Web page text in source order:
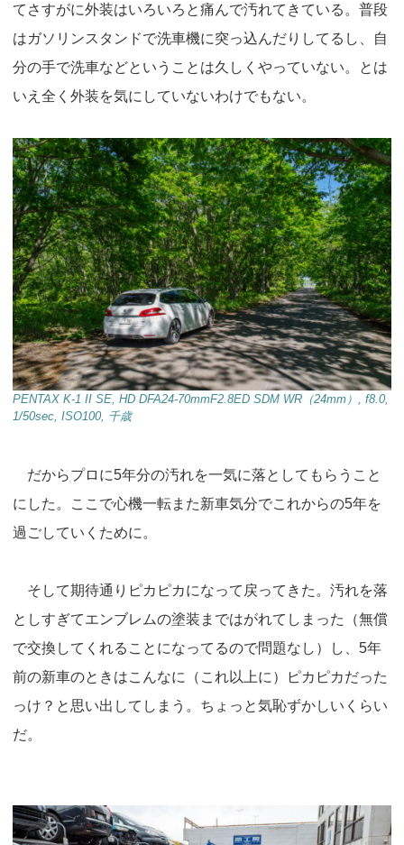
てさすがに外装はいろいろと痛んで汚れてきている。普段
はガソリンスタンドで洗車機に突っ込んだりしてるし、自
分の手で洗車などということは久しくやっていない。とは
いえ全く外装を気にしていないわけでもない。
PENTAX K-1 II SE, HD DFA24-70mmF2.8ED SDM WR（24mm）, f8.0,
1/50sec, ISO100, 千歳
だからプロに5年分の汚れを一気に落としてもらうこと
にした。ここで心機一転また新車気分でこれからの5年を
過ごしていくために。
そして期待通りピカピカになって戻ってきた。汚れを落
としすぎてエンブレムの塗装まではがれてしまった（無償
で交換してくれることになってるので問題なし）し、5年
前の新車のときはこんなに（これ以上に）ピカピカだった
っけ？と思い出してしまう。ちょっと気恥ずかしいくらい
だ。